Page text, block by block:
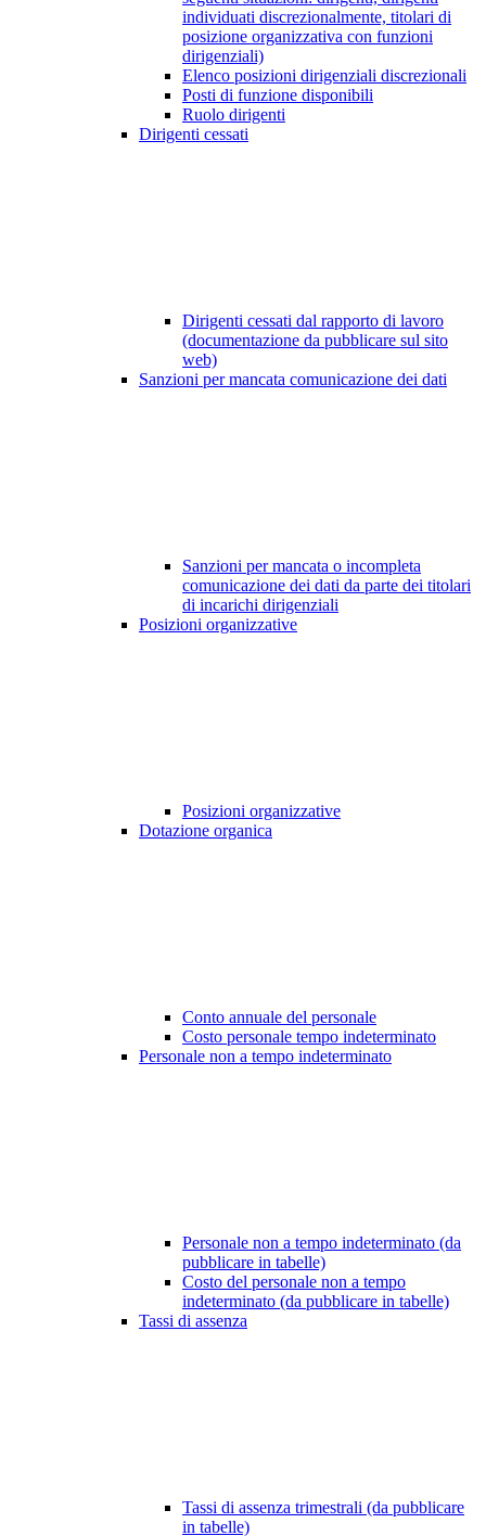
individuati discrezionalmente, titolari di
posizione organizzativa con funzioni
dirigenziali)
Elenco posizioni dirigenziali discrezionali
Posti di funzione disponibili
Ruolo dirigenti
Dirigenti cessati
Dirigenti cessati dal rapporto di lavoro
(documentazione da pubblicare sul sito
web)
Sanzioni per mancata comunicazione dei dati
Sanzioni per mancata o incompleta
comunicazione dei dati da parte dei titolari
di incarichi dirigenziali
Posizioni organizzative
Posizioni organizzative
Dotazione organica
Conto annuale del personale
Costo personale tempo indeterminato
Personale non a tempo indeterminato
Personale non a tempo indeterminato (da
pubblicare in tabelle)
Costo del personale non a tempo
indeterminato (da pubblicare in tabelle)
Tassi di assenza
Tassi di assenza trimestrali (da pubblicare
in tabelle)